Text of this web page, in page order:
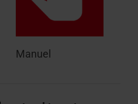
Manuel